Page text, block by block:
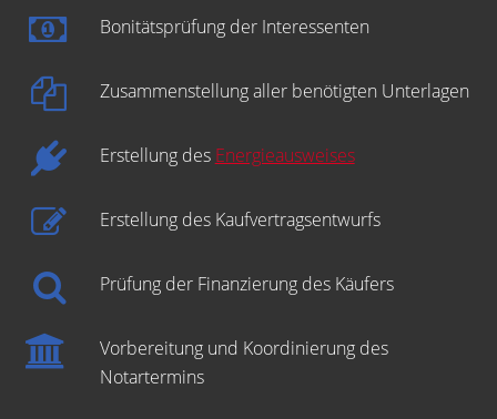
Bonitätsprüfung der Interessenten
Zusammenstellung aller benötigten Unterlagen
Erstellung des Energieausweises
Erstellung des Kaufvertragsentwurfs
Prüfung der Finanzierung des Käufers
Vorbereitung und Koordinierung des
Notartermins